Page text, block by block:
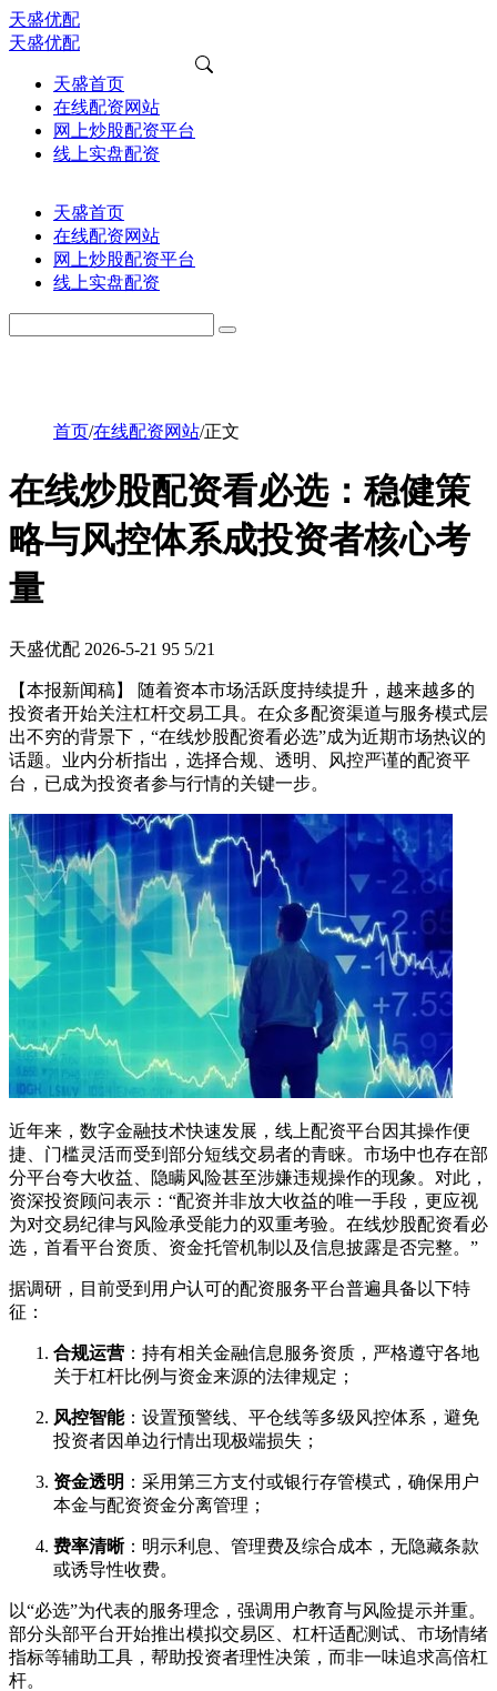
天盛优配
天盛优配
天盛首页
在线配资网站
网上炒股配资平台
线上实盘配资
天盛首页
在线配资网站
网上炒股配资平台
线上实盘配资
首页/在线配资网站/正文
在线炒股配资看必选：稳健策
略与风控体系成投资者核心考
量
天盛优配 2026-5-21 95 5/21
【本报新闻稿】 随着资本市场活跃度持续提升，越来越多的
投资者开始关注杠杆交易工具。在众多配资渠道与服务模式层
出不穷的背景下，“在线炒股配资看必选”成为近期市场热议的
话题。业内分析指出，选择合规、透明、风控严谨的配资平
台，已成为投资者参与行情的关键一步。
近年来，数字金融技术快速发展，线上配资平台因其操作便
捷、门槛灵活而受到部分短线交易者的青睐。市场中也存在部
分平台夸大收益、隐瞒风险甚至涉嫌违规操作的现象。对此，
资深投资顾问表示：“配资并非放大收益的唯一手段，更应视
为对交易纪律与风险承受能力的双重考验。在线炒股配资看必
选，首看平台资质、资金托管机制以及信息披露是否完整。”
据调研，目前受到用户认可的配资服务平台普遍具备以下特
征：
合规运营 ：持有相关金融信息服务资质，严格遵守各地
关于杠杆比例与资金来源的法律规定；
风控智能：设置预警线、平仓线等多级风控体系，避免
投资者因单边行情出现极端损失；
资金透明 ：采用第三方支付或银行存管模式，确保用户
本金与配资资金分离管理；
费率清晰：明示利息、管理费及综合成本，无隐藏条款
或诱导性收费。
以“必选”为代表的服务理念，强调用户教育与风险提示并重。
部分头部平台开始推出模拟交易区、杠杆适配测试、市场情绪
指标等辅助工具，帮助投资者理性决策，而非一味追求高倍杠
杆。